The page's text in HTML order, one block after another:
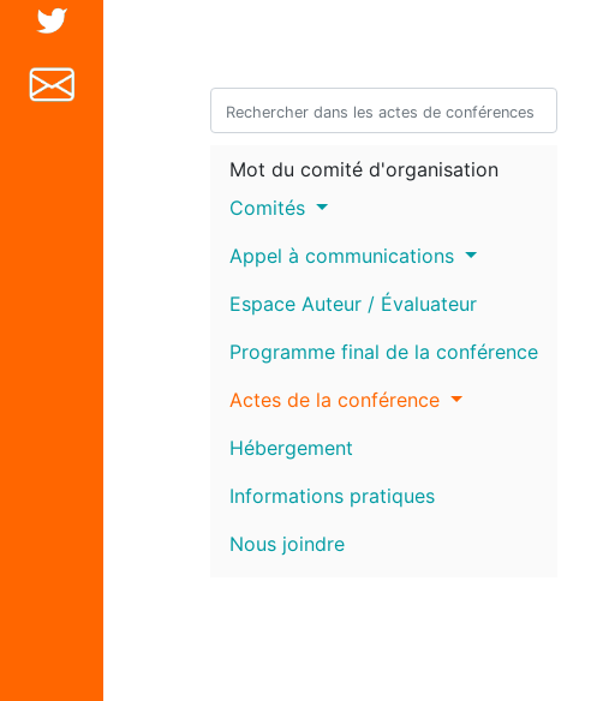
Mot du comité d'organisation
Comités
Appel à communications
Espace Auteur / Évaluateur
Programme final de la conférence
Actes de la conférence
Hébergement
Informations pratiques
Nous joindre